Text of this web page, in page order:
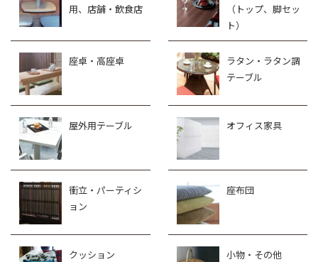
用、店舗・飲食店
（トップ、脚セッ
ト）
座卓・高座卓
ラタン・ラタン調
テーブル
屋外用テーブル オフィス家具
衝立・パーティシ
ョン
座布団
クッション 小物・その他